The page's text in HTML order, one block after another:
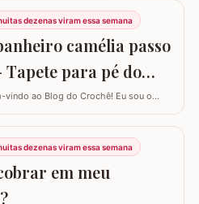
dezenas viram essa semana
camélia passo
Tapete para pé do
vindo ao Blog do Crochê! Eu sou o
o pé do vaso sanitário. Este passo
com muito carinho para que você
de banheiro com perfeição. É uma
preciso e um…
dezenas viram essa semana
em meu